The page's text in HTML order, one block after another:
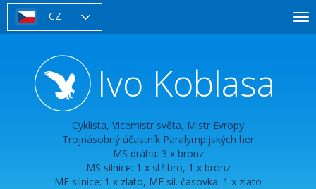
Přejít
hlavnímu
CZ
Ivo Koblasa
Cyklista, Vicemistr světa, Mistr Evropy
Trojnásobný účastník Paralympijských her
MS dráha: 3 x bronz
MS silnice: 1 x stříbro, 1 x bronz
ME silnice: 1 x zlato, ME sil. časovka: 1 x zlato